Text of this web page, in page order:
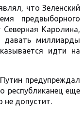
что Зеленский
предвыборного
Каролина,
миллиарды
идти на
предупреждал
республиканец еще
не допустит.